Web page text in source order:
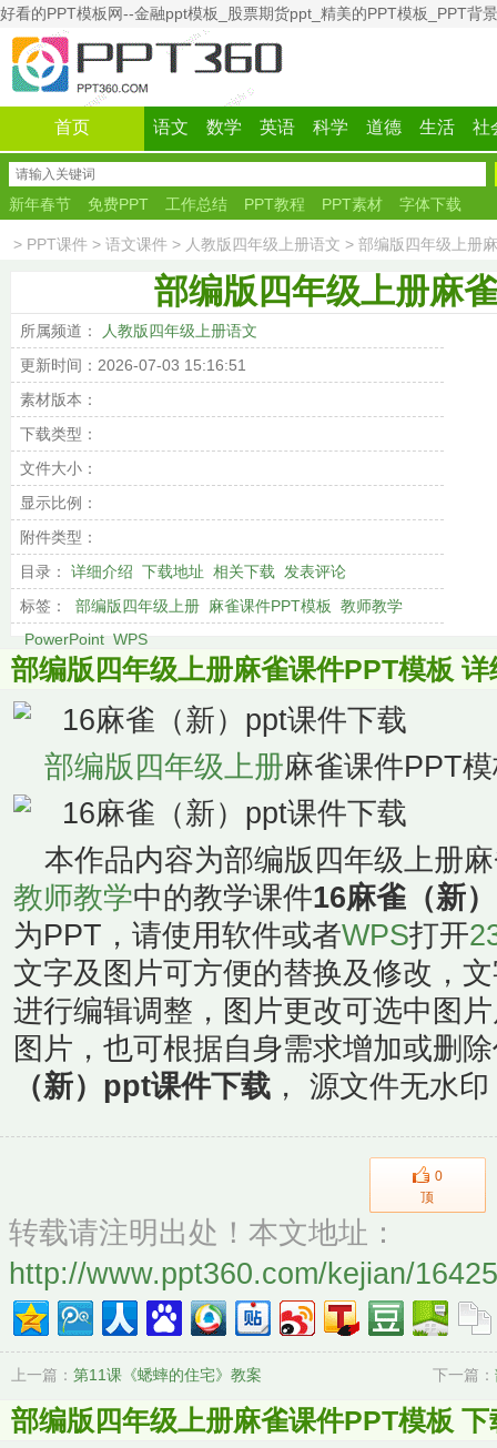
好看的PPT模板网--金融ppt模板_股票期货ppt_精美的PPT模板_PPT背
首页 语文 数学 英语 科学 道德 生活 社
新年春节 免费PPT 工作总结 PPT教程 PPT素材
字体下载
> PPT课件 > 语文课件 > 人教版四年级上册语文 > 部编版四年级上册
部编版四年级上册麻
所属频道：
人教版四年级上册语文
更新时间：2026-07-03 15:16:51
素材版本：
下载类型：
文件大小：
显示比例：
附件类型：
目录：
详细介绍 下载地址 相关下载
发表评论
标签：
部编版四年级上册 麻雀课件PPT模板
教师教学
PowerPoint WPS
部编版四年级上册麻雀课件PPT模板
部编版四年级上册麻雀课件PPT
本作品内容为部编版四年级上册
教师教学中的教学课件16麻雀（新
为PPT，请使用软件或者WPS打开
文字及图片可方便的替换及修改，
进行编辑调整，图片更改可选中图
图片，也可根据自身需求增加或删
（新）ppt课件下载 ， 源文件无水
0
顶
转载请注明出处！本文地址：
http://www.ppt360.com/kejian/
上一篇： 第11课《蟋蟀的住宅》教案 下一篇：
部编版四年级上册麻雀课件PPT模板